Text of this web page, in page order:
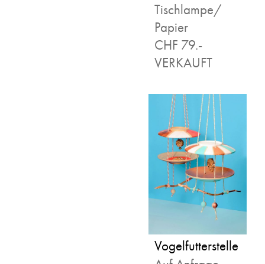
Tischlampe/
Papier
CHF 79.-
VERKAUFT
Vogelfutterstelle